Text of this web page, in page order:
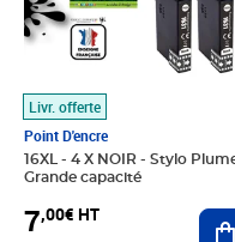
Livr. offerte
Point D'encre
16XL - 4 X NOIR - Stylo Plume
Grande capacité
7,00€ HT